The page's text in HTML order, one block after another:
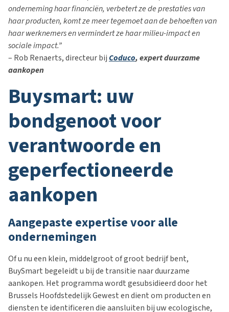
onderneming haar financiën, verbetert ze de prestaties van
haar producten, komt ze meer tegemoet aan de behoeften van
haar werknemers en vermindert ze haar milieu-impact en
sociale impact.”
– Rob Renaerts, directeur bij Coduco, expert duurzame
aankopen
buysmart: uw
bondgenoot voor
verantwoorde en
geperfectioneerde
aankopen
Aangepaste expertise voor alle
ondernemingen
Of u nu een klein, middelgroot of groot bedrijf bent,
BuySmart begeleidt u bij de transitie naar duurzame
aankopen. Het programma wordt gesubsidieerd door het
Brussels Hoofdstedelijk Gewest en dient om producten en
diensten te identificeren die aansluiten bij uw ecologische,